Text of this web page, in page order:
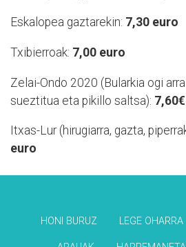
Eskalopea gaztarekin: 7,30 euro
Txibierroak: 7,00 euro
Zelai-Ondo 2020 (Bularkia ogi
sueztitua eta pikillo saltsa): 7,60€
Itxas-Lur (hirugiarra, gazta,
euro
HONI BURUZ LEGE OHARRA